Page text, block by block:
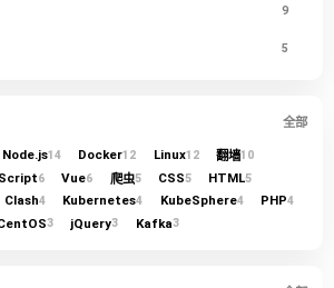
9
5
全部
Node.js14 Docker12 Linux12 翻墙10
6 Vue6 爬虫5 CSS5 HTML5
Clash4 Kubernetes4 KubeSphere4 PHP4
3 jQuery3 Kafka3